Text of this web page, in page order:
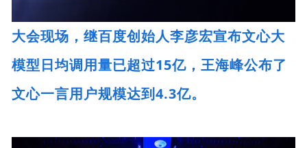
大会现场，继百度创始人李彦宏宣布文心大
模型日均调用量已超过15亿，王海峰公布了
文心一言用户规模达到4.3亿。